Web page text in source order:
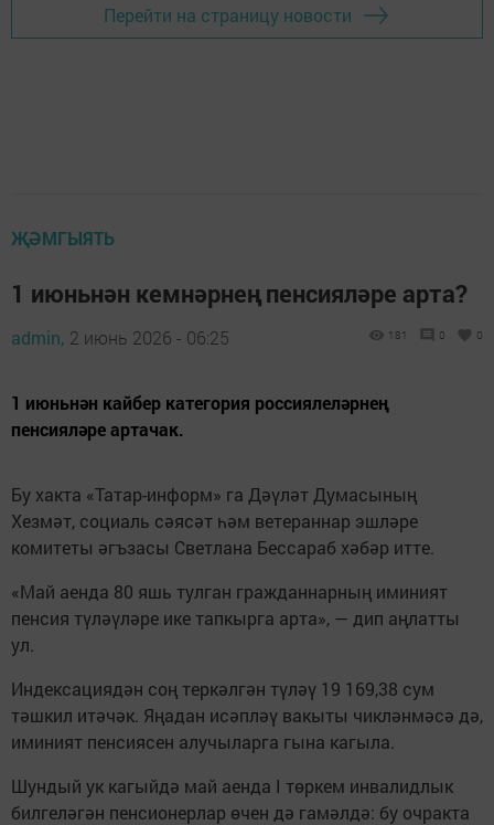
Перейти на страницу новости
ҖӘМГЫЯТЬ
1 июньнән кемнәрнең пенсияләре арта?
admin, 2 июнь 2026 - 06:25 181 0 0
1 июньнән кайбер категория россиялеләрнең
пенсияләре артачак.
Бу хакта «Татар-информ» га Дәүләт Думасының
Хезмәт, социаль сәясәт һәм ветераннар эшләре
комитеты әгъзасы Светлана Бессараб хәбәр итте.
«Май аенда 80 яшь тулган гражданнарның иминият
пенсия түләүләре ике тапкырга арта», — дип аңлатты
ул.
Индексациядән соң теркәлгән түләү 19 169,38 сум
тәшкил итәчәк. Яңадан исәпләү вакыты чикләнмәсә дә,
иминият пенсиясен алучыларга гына кагыла.
Шундый ук кагыйдә май аенда I төркем инвалидлык
билгеләгән пенсионерлар өчен дә гамәлдә: бу очракта